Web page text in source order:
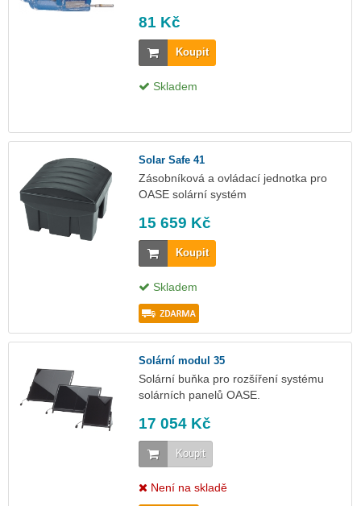
81 Kč
Koupit
Skladem
Solar Safe 41
Zásobníková a ovládací jednotka pro
OASE solární systém
15 659 Kč
Koupit
Skladem
Solární modul 35
Solární buňka pro rozšíření systému
solárních panelů OASE.
17 054 Kč
Koupit
Není na skladě